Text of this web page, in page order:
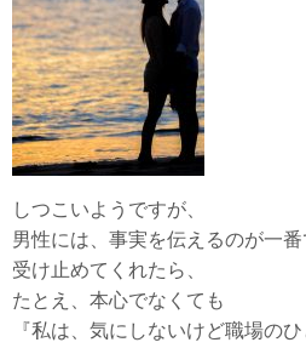
しつこいようですが、
男性には、事実を伝えるのが一番
受け止めてくれたら、
たとえ、本心でなくても
『私は、気にしないけど職場の